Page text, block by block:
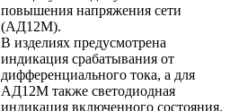
повышения напряжения сети
(АД12М).
В изделиях предусмотрена
индикация срабатывания от
дифференциального тока, а для
АД12М также светодиодная
индикация включенного состояния.